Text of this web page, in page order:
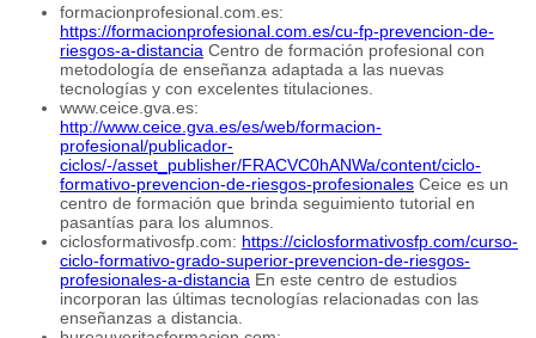
formacionprofesional.com.es:
https://formacionprofesional.com.es/cu-fp-prevencion-de-
riesgos-a-distancia Centro de formación profesional con
metodología de enseñanza adaptada a las nuevas
tecnologías y con excelentes titulaciones.
www.ceice.gva.es:
http://www.ceice.gva.es/es/web/formacion-
profesional/publicador-
ciclos/-/asset_publisher/FRACVC0hANWa/content/ciclo-
formativo-prevencion-de-riesgos-profesionales Ceice es un
centro de formación que brinda seguimiento tutorial en
pasantías para los alumnos.
ciclosformativosfp.com: https://ciclosformativosfp.com/curso-
ciclo-formativo-grado-superior-prevencion-de-riesgos-
profesionales-a-distancia En este centro de estudios
incorporan las últimas tecnologías relacionadas con las
enseñanzas a distancia.